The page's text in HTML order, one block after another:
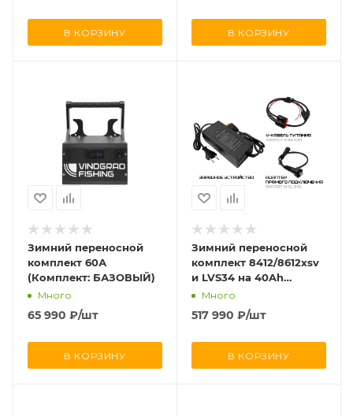
В КОРЗИНУ В КОРЗИНУ
Зимний переносной
комплект 60А
(Комплект: БАЗОВЫЙ)
Много
65 990 ₽/шт
В КОРЗИНУ
Зимний переносной
комплект 8412/8612xsv
и LVS34 на 40Ah
(Комплект:
СТАНДАРТНЫЙ)
Много
517 990 ₽/шт
В КОРЗИНУ